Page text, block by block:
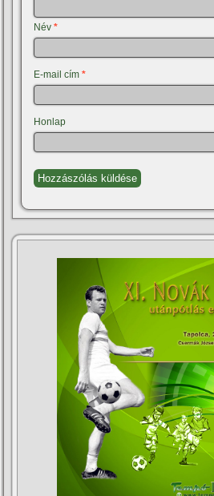
Név*
E-mail cím*
Honlap